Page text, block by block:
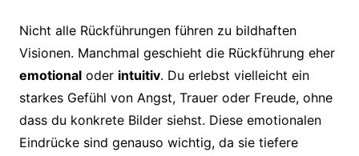
Nicht alle Rückführungen führen zu bildhaften
Visionen. Manchmal geschieht die Rückführung eher
emotionaloder intuitiv. Du erlebst vielleicht ein
starkes Gefühl von Angst, Trauer oder Freude, ohne
dass du konkrete Bilder siehst. Diese emotionalen
Eindrücke sind genauso wichtig, da sie tiefere